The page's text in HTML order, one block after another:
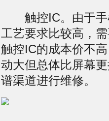
触控IC。由于手
工艺要求比较高，
触控IC的成本价不
动大但总体比屏幕
谱渠道进行维修。